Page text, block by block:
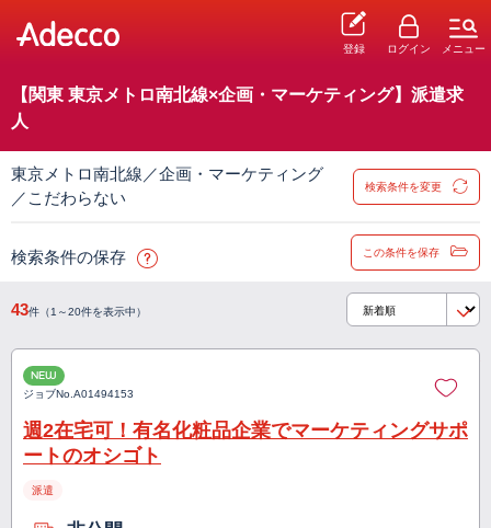
登録 ログイン メニュー
【関東 東京メトロ南北線×企画・マーケティング】派遣求
人
東京メトロ南北線／企画・マーケティング
／こだわらない
検索条件を変更
検索条件の保存 この条件を保存
43件（1～20件を表示中）
NEW
ジョブNo.A01494153
週2在宅可！有名化粧品企業でマーケティングサポ
ートのオシゴト
派遣